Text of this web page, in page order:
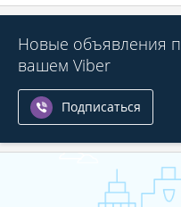
Новые объявления
вашем Viber
Подписаться